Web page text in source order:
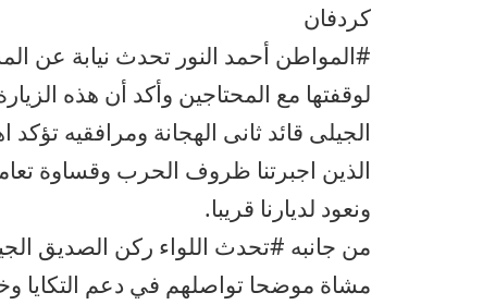
كردفان
#المواطن أحمد النور تحدث نيابة عن
لوقفتها مع المحتاجين وأكد أن هذه
الجيلى قائد ثانى الهجانة ومرافقيه
الذين اجبرتنا ظروف الحرب وقساوة
ونعود لديارنا قريبا.
من جانبه #تحدث اللواء ركن الصديق
مشاة موضحا تواصلهم في دعم التكايا